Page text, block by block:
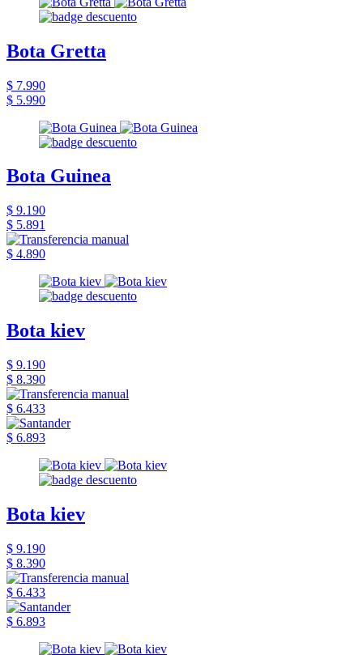
Bota Gretta
$ 7.990
$ 5.990
Bota Guinea
$ 9.190
$ 5.891
$ 4.890
Bota kiev
$ 9.190
$ 8.390
$ 6.433
$ 6.893
Bota kiev
$ 9.190
$ 8.390
$ 6.433
$ 6.893